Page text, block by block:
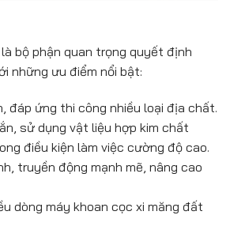
là bộ phận quan trọng quyết định
những ưu điểm nổi bật:
đáp ứng thi công nhiều loại địa chất.
sử dụng vật liệu hợp kim chất
điều kiện làm việc cường độ cao.
truyền động mạnh mẽ, nâng cao
dòng máy khoan cọc xi măng đất